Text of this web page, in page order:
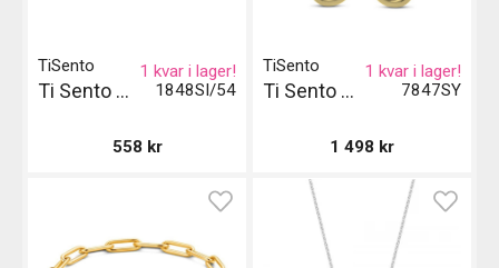
1848SI/54
TiSento
Ti Sento Ring 17.25mm - Silver
1 kvar i lager!
558 kr
7847SY
TiSento
Ti Sento Milano Örhängen
1 kvar i lager!
1 498 kr